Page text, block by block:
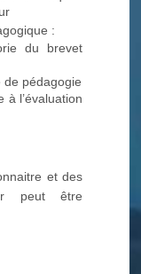
:
du brevet
de pédagogie
l’évaluation
et des
peut être